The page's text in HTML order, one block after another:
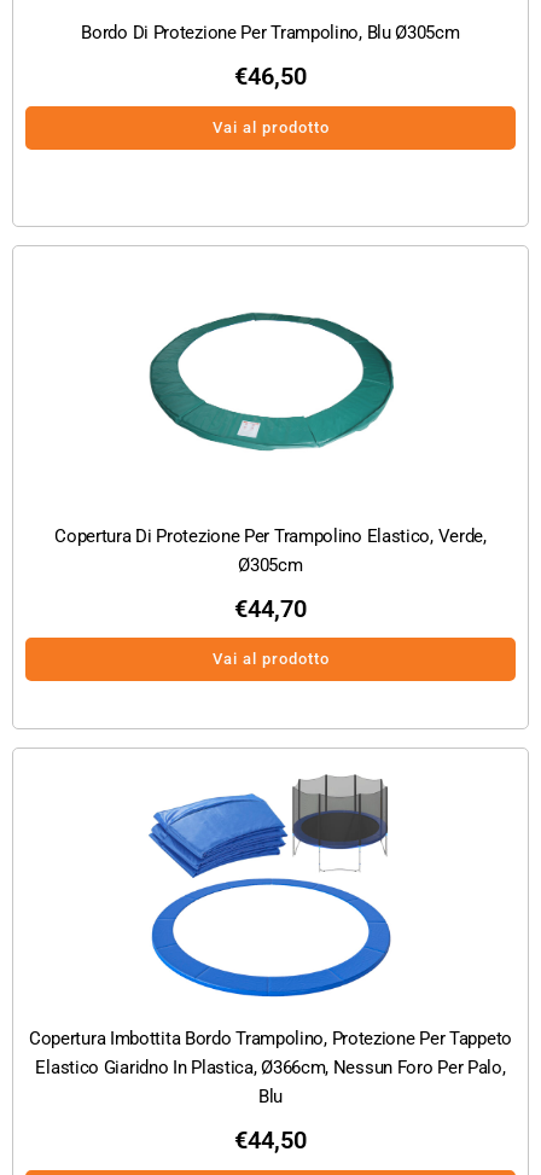
Bordo Di Protezione Per Trampolino, Blu Ø305cm
€46,50
Vai al prodotto
Copertura Di Protezione Per Trampolino Elastico, Verde,
Ø305cm
€44,70
Vai al prodotto
Copertura Imbottita Bordo Trampolino, Protezione Per Tappeto
Elastico Giaridno In Plastica, Ø366cm, Nessun Foro Per Palo,
Blu
€44,50